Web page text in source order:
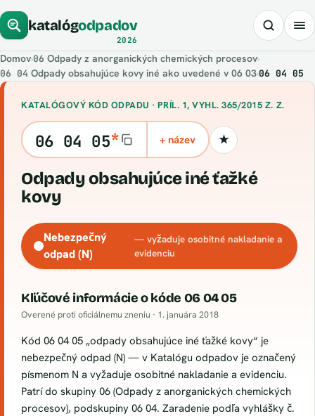
katalógodpadov
2026
Domov›06 Odpady z anorganických chemických procesov›
06 04 Odpady obsahujúce kovy iné ako uvedené v 06 03›06 04 05
KATALÓGOVÝ KÓD ODPADU · PRÍL. 1, VYHL. 365/2015 Z. Z.
06 04 05* + název ★Uložiť kód
odpady obsahujúce iné ťažké
kovy
Nebezpečný
odpad (N)
— vyžaduje osobitné nakladanie a
evidenciu
Kľúčové informácie o kóde 06 04 05
Overené proti oficiálnemu zneniu · 1. januára 2018
Kód 06 04 05 „odpady obsahujúce iné ťažké kovy“ je
nebezpečný odpad (N) — v Katalógu odpadov je označený
písmenom N a vyžaduje osobitné nakladanie a evidenciu.
Patrí do skupiny 06 (Odpady z anorganických chemických
procesov), podskupiny 06 04. Zaradenie podľa vyhlášky č.